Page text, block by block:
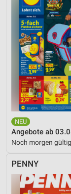
Angebote ab
Noch morgen gültig
PENNY